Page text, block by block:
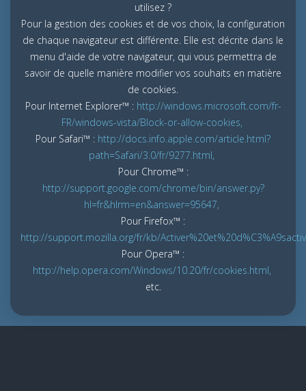
utilisez ?
Pour la gestion des cookies et de vos choix, la configuration
de chaque navigateur est différente. Elle est décrite dans le
menu d'aide de votre navigateur, qui vous permettra de
savoir de quelle manière modifier vos souhaits en matière
de cookies.
Pour Internet Explorer™ : http://windows.microsoft.com/fr-
FR/windows-vista/Block-or-allow-cookies,
Pour Safari™ : http://docs.info.apple.com/article.html?
path=Safari/3.0/fr/9277.html,
Pour Chrome™ :
http://support.google.com/chrome/bin/answer.py?
hl=fr&hlrm=en&answer=95647,
Pour Firefox™ :
http://support.mozilla.org/fr/kb/
Pour Opera™ :
http://help.opera.com/Windows/10.20/fr/cookies.html,
etc.